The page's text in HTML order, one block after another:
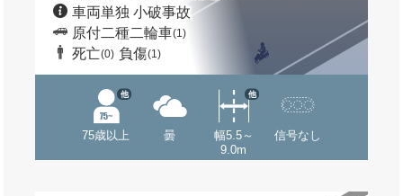
車両単独 小破事故
原付二種二輪車(1)
死亡(0) 負傷(1)
75歳以上
他
曇
幅5.5～
9.0m
他
信号なし